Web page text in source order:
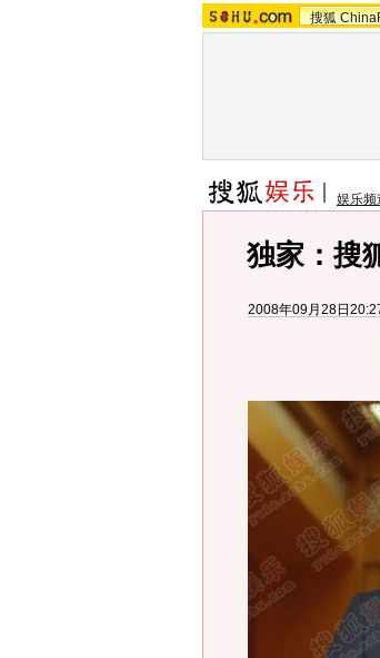
搜狐
娱乐频
独家：搜
2008年09月28日